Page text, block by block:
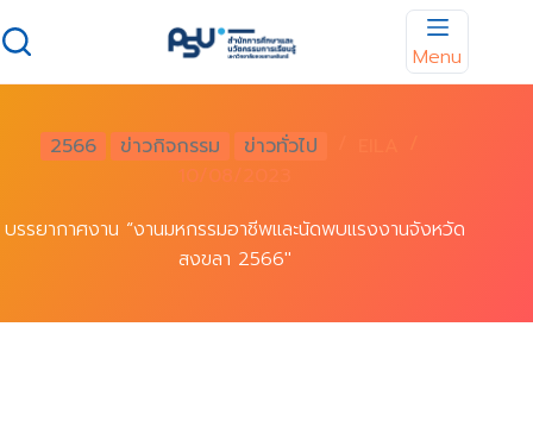
to
Menu
2566 ข่าวกิจกรรม ข่าวทั่วไป
10/08/2023
บรรยากาศงาน “งานมหกรรมอาชีพและนัดพบแรงงานจังหวัด
สงขลา 2566″